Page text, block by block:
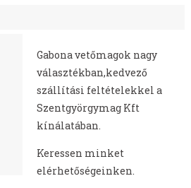
Gabona vetőmagok nagy
választékban,kedvező
szállítási feltételekkel a
Szentgyörgymag Kft
kínálatában.
Keressen minket
elérhetőségeinken.